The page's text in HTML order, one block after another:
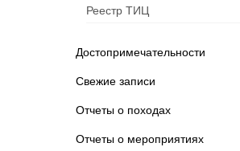
Реестр ТИЦ
Достопримечательности
Свежие записи
Отчеты о походах
Отчеты о мероприятиях